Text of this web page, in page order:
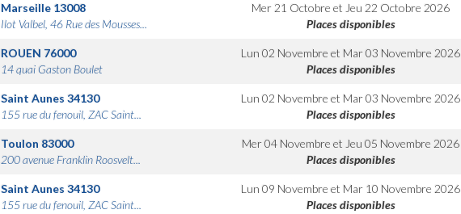
Marseille 13008
Ilot Valbel, 46 Rue des Mousses...
Mer 21 Octobre et Jeu 22 Octobre 2026
Places disponibles
ROUEN 76000
14 quai Gaston Boulet
Lun 02 Novembre et Mar 03 Novembre 2026
Places disponibles
Saint Aunes 34130
155 rue du fenouil, ZAC Saint...
Lun 02 Novembre et Mar 03 Novembre 2026
Places disponibles
Toulon 83000
200 avenue Franklin Roosvelt...
Mer 04 Novembre et Jeu 05 Novembre 2026
Places disponibles
Saint Aunes 34130
155 rue du fenouil, ZAC Saint...
Lun 09 Novembre et Mar 10 Novembre 2026
Places disponibles